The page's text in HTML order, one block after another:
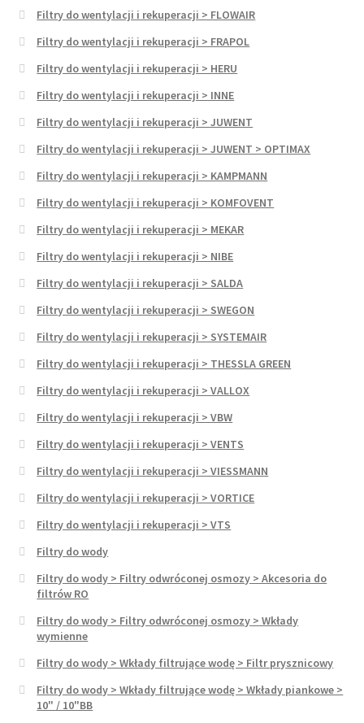
Filtry do wentylacji i rekuperacji > FLOWAIR
Filtry do wentylacji i rekuperacji > FRAPOL
Filtry do wentylacji i rekuperacji > HERU
Filtry do wentylacji i rekuperacji > INNE
Filtry do wentylacji i rekuperacji > JUWENT
Filtry do wentylacji i rekuperacji > JUWENT > OPTIMAX
Filtry do wentylacji i rekuperacji > KAMPMANN
Filtry do wentylacji i rekuperacji > KOMFOVENT
Filtry do wentylacji i rekuperacji > MEKAR
Filtry do wentylacji i rekuperacji > NIBE
Filtry do wentylacji i rekuperacji > SALDA
Filtry do wentylacji i rekuperacji > SWEGON
Filtry do wentylacji i rekuperacji > SYSTEMAIR
Filtry do wentylacji i rekuperacji > THESSLA GREEN
Filtry do wentylacji i rekuperacji > VALLOX
Filtry do wentylacji i rekuperacji > VBW
Filtry do wentylacji i rekuperacji > VENTS
Filtry do wentylacji i rekuperacji > VIESSMANN
Filtry do wentylacji i rekuperacji > VORTICE
Filtry do wentylacji i rekuperacji > VTS
Filtry do wody
Filtry do wody > Filtry odwróconej osmozy > Akcesoria do
filtrów RO
Filtry do wody > Filtry odwróconej osmozy > Wkłady
wymienne
Filtry do wody > Wkłady filtrujące wodę > Filtr prysznicowy
Filtry do wody > Wkłady filtrujące wodę > Wkłady piankowe >
10" / 10"BB